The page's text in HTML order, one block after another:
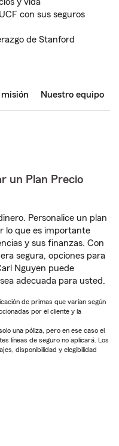
con sus seguros
de Stanford
Nuestro equipo
un Plan Precio
Personalice un plan
lo que es importante
y sus finanzas. Con
segura, opciones para
Nguyen puede
adecuada para usted.
de primas que varían según
por el cliente y la
una póliza, pero en ese caso el
líneas de seguro no aplicará. Los
disponibilidad y elegibilidad